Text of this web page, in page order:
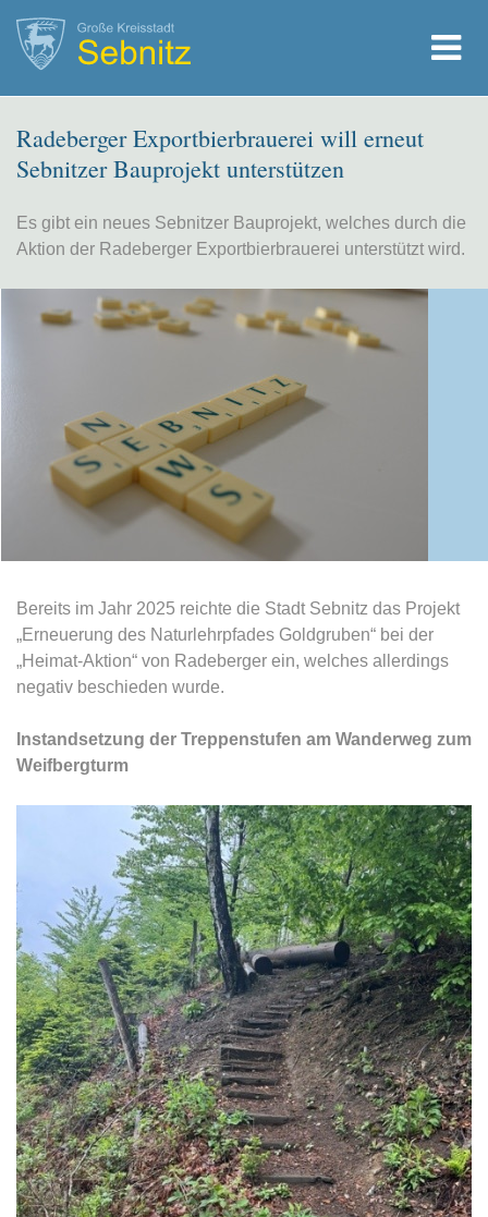
Radeberger Exportbierbrauerei will erneut
Sebnitzer Bauprojekt unterstützen
Es gibt ein neues Sebnitzer Bauprojekt, welches durch die
Aktion der Radeberger Exportbierbrauerei unterstützt wird.
Bereits im Jahr 2025 reichte die Stadt Sebnitz das Projekt
„Erneuerung des Naturlehrpfades Goldgruben“ bei der
„Heimat-Aktion“ von Radeberger ein, welches allerdings
negativ beschieden wurde.
Instandsetzung der Treppenstufen am Wanderweg zum
Weifbergturm